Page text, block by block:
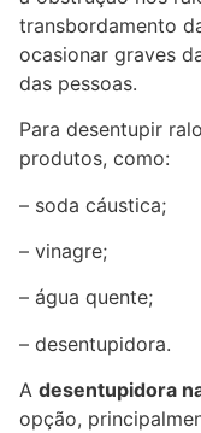
transbordamento
ocasionar graves
das pessoas.
Para desentupir
produtos, como:
– soda cáustica;
– vinagre;
– água quente;
– desentupidora.
A desentupidora
opção,